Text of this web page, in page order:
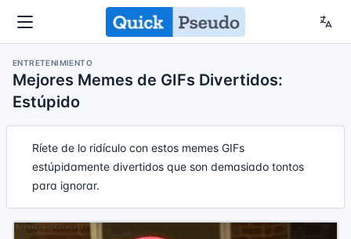
ENTRETENIMIENTO
Mejores Memes de GIFs Divertidos:
Estúpido
Ríete de lo ridículo con estos memes GIFs
estúpidamente divertidos que son demasiado tontos
para ignorar.